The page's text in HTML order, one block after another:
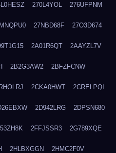
270L4YOL 276UFPNM
27NBD68F 27O3D674
2A01R6QT 2AAYZL7V
2B2G3AW2 2BFZFCNW
2CKA0HWT 2CRELPQI
2D942LRG 2DPSN680
2FFJSSR3 2G789XQE
2HLBXGGN 2HMC2F0V